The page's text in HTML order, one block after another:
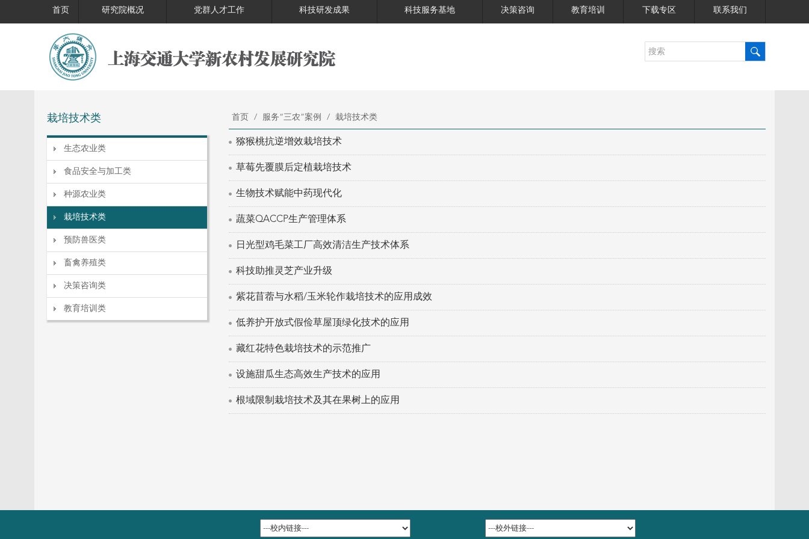
首页 研究院概况 党群人才工作 科技研发成果 科技服务基地 决策咨询 教育培训 下载专区 联系我们
栽培技术类
生态农业类
食品安全与加工类
种源农业类
栽培技术类
预防兽医类
畜禽养殖类
决策咨询类
教育培训类
首页 / 服务“三农”案例 / 栽培技术类
猕猴桃抗逆增效栽培技术
草莓先覆膜后定植栽培技术
生物技术赋能中药现代化
蔬菜QACCP生产管理体系
日光型鸡毛菜工厂高效清洁生产技术体系
科技助推灵芝产业升级
紫花苜蓿与水稻/玉米轮作栽培技术的应用成效
低养护开放式假俭草屋顶绿化技术的应用
藏红花特色栽培技术的示范推广
设施甜瓜生态高效生产技术的应用
根域限制栽培技术及其在果树上的应用